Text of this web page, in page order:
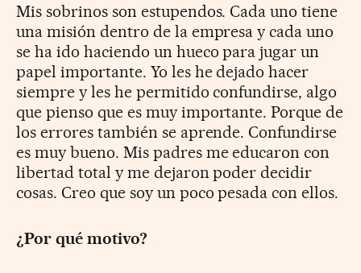
Mis sobrinos son estupendos. Cada uno tiene
una misión dentro de la empresa y cada uno
se ha ido haciendo un hueco para jugar un
papel importante. Yo les he dejado hacer
siempre y les he permitido confundirse, algo
que pienso que es muy importante. Porque de
los errores también se aprende. Confundirse
es muy bueno. Mis padres me educaron con
libertad total y me dejaron poder decidir
cosas. Creo que soy un poco pesada con ellos.
¿Por qué motivo?